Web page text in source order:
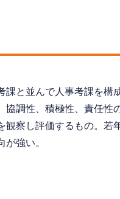
課と並んで人事考課を構
協調性、積極性、責任性
観察し評価するもの。若
が強い。